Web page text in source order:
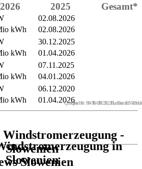
2026 2025 Gesamt*
02.08.2026
kWh
02.08.2026
30.12.2025
kWh
01.04.2026
07.11.2025
kWh
04.01.2026
06.12.2020
kWh 01.04.2026
-
Slowenien
Quelle: © IWR 2026, Daten:
in
Slowenien
Quelle: © IWR 2026, Daten:
Slowenien